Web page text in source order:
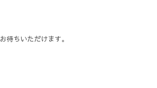
ちいただけます。